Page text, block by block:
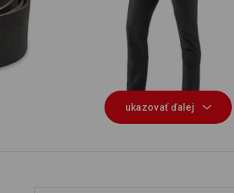
5-vreckové nohavice
ukazovať ďalej